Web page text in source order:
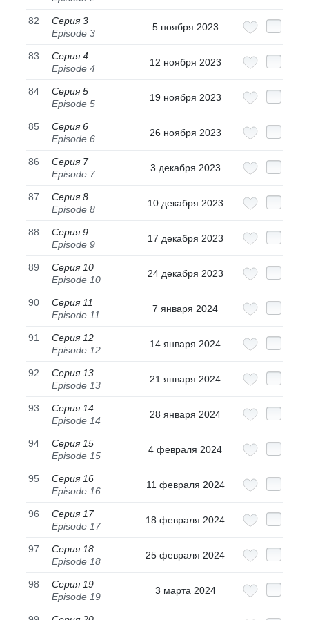
82
Серия 3
Episode 3
5 ноября 2023
83
Серия 4
Episode 4
12 ноября 2023
84
Серия 5
Episode 5
19 ноября 2023
85
Серия 6
Episode 6
26 ноября 2023
86
Серия 7
Episode 7
3 декабря 2023
87
Серия 8
Episode 8
10 декабря 2023
88
Серия 9
Episode 9
17 декабря 2023
89
Серия 10
Episode 10
24 декабря 2023
90
Серия 11
Episode 11
7 января 2024
91
Серия 12
Episode 12
14 января 2024
92
Серия 13
Episode 13
21 января 2024
93
Серия 14
Episode 14
28 января 2024
94
Серия 15
Episode 15
4 февраля 2024
95
Серия 16
Episode 16
11 февраля 2024
96
Серия 17
Episode 17
18 февраля 2024
97
Серия 18
Episode 18
25 февраля 2024
98
Серия 19
Episode 19
3 марта 2024